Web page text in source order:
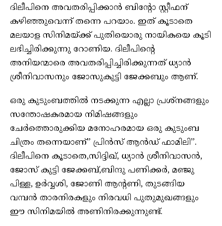
ദിലീപിനെ അവതരിപ്പിക്കാൻ ബിന്റോ സ്റ്റീഫന്
കഴിഞ്ഞുവെന്ന് തന്നെ പറയാം. ഇത് കൂടാതെ
മലയാള സിനിമയ്ക്ക് പുതിയൊരു നായികയെ കൂടി
ലഭിച്ചിരിക്കുന്നു റോണിയ. ദിലീപിന്റെ
അനിയന്മാരെ അവതരിപ്പിച്ചിരിക്കുന്നത് ധ്യാൻ
ശ്രീനിവാസനും ജോസുകുട്ടി ജേക്കബും ആണ്.
ഒരു കുടുംബത്തിൽ നടക്കുന്ന എല്ലാ പ്രശ്നങ്ങളും
സന്തോഷകരമായ നിമിഷങ്ങളും
ചേർത്തൊരുക്കിയ മനോഹരമായ ഒരു കുടുംബ
ചിത്രം തന്നെയാണ്” പ്രിൻസ് ആൻഡ് ഫാമിലി”.
ദിലീപിനെ കൂടാതെ,സിദ്ദിഖ്, ധ്യാൻ ശ്രീനിവാസൻ,
ജോസ് കുട്ടി ജേക്കബ്,ബിന്ദു പണിക്കർ, മഞ്ജു
പിള്ള, ഉർവ്വശി, ജോണി ആന്റണി, തുടങ്ങിയ
വമ്പൻ താരനിരകളും നിരവധി പുതുമുഖങ്ങളും
ഈ സിനിമയിൽ അണിനിരക്കുന്നുണ്ട്.